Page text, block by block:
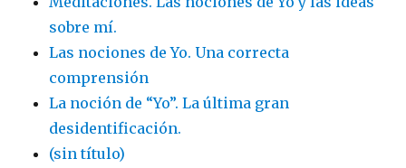
sobre mí.
Las nociones de Yo. Una correcta
comprensión
La noción de “Yo”. La última gran
desidentificación.
(sin título)